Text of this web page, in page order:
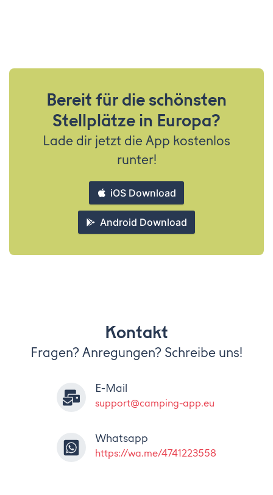
Bereit für die schönsten
Stellplätze in Europa?
Lade dir jetzt die App kostenlos
runter!
iOS Download
Android Download
Kontakt
Fragen? Anregungen? Schreibe uns!
E-Mail
support@camping-app.eu
Whatsapp
https://wa.me/4741223558